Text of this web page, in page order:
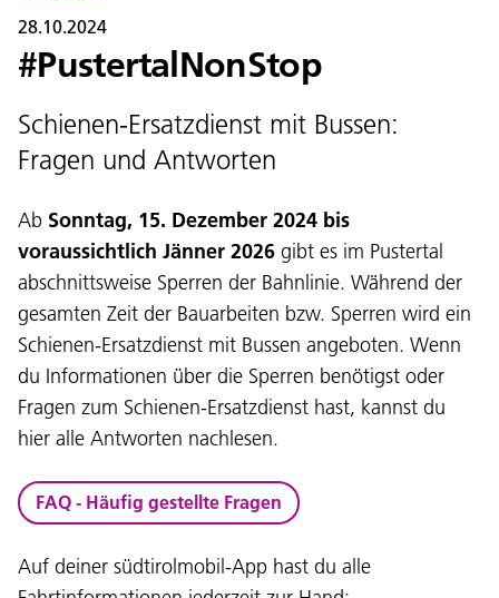
Lingaz:
28.10.2024
#PustertalNonStop
Schienen-Ersatzdienst mit Bussen:
Fragen und Antworten
Ab Sonntag, 15. Dezember 2024 bis
voraussichtlich Jänner 2026 gibt es im Pustertal
abschnittsweise Sperren der Bahnlinie. Während der
gesamten Zeit der Bauarbeiten bzw. Sperren wird ein
Schienen-Ersatzdienst mit Bussen angeboten. Wenn
du Informationen über die Sperren benötigst oder
Fragen zum Schienen-Ersatzdienst hast, kannst du
hier alle Antworten nachlesen.
FAQ - Häufig gestellte Fragen
Auf deiner südtirolmobil-App hast du alle